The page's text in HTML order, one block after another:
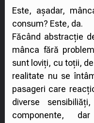
Este, așadar,
consum? Este, da.
Făcând abstracție
mânca fără
sunt loviți, cu toții,
realitate nu se
pasageri care
diverse
componente,